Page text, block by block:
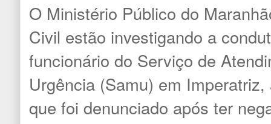
O Ministério Público do
Civil estão investigando a
funcionário do Serviço de
Urgência (Samu) em
que foi denunciado após ter